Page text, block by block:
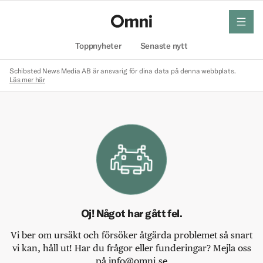
Toppnyheter Senaste nytt
meny
Schibsted News Media AB är ansvarig för dina data på denna webbplats.
Läs mer här
Oj! Något har gått fel.
Vi ber om ursäkt och försöker åtgärda problemet så snart
vi kan, håll ut! Har du frågor eller funderingar? Mejla oss